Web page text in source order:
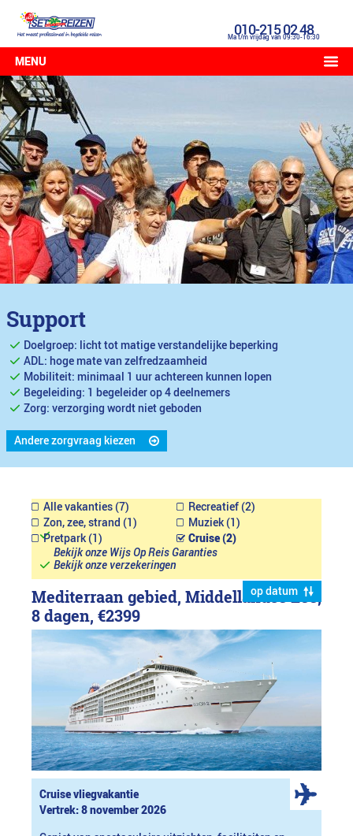
010-215 02 48
Ma t/m vrijdag van 09:30-16:30
MENU
Support
Doelgroep: licht tot matige verstandelijke beperking
ADL: hoge mate van zelfredzaamheid
Mobiliteit: minimaal 1 uur achtereen kunnen lopen
Begeleiding: 1 begeleider op 4 deelnemers
Zorg: verzorging wordt niet geboden
Andere zorgvraag kiezen
Alle vakanties (7)
Recreatief (2)
Zon, zee, strand (1)
Muziek (1)
Pretpark (1)
Cruise (2)
Bekijk onze Wijs Op Reis Garanties
Bekijk onze verzekeringen
op datum
Mediterraan gebied, Middellandse Zee,
8 dagen, €2399
Cruise vliegvakantie
Vertrek: 8 november 2026